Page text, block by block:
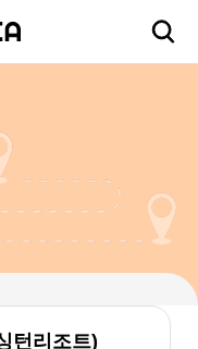
턴리조트)